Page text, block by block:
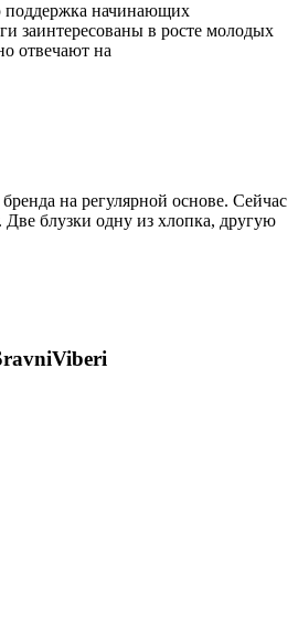
поддержка начинающих
заинтересованы в росте молодых
отвечают на
на регулярной основе. Сейчас
Две блузки одну из хлопка, другую